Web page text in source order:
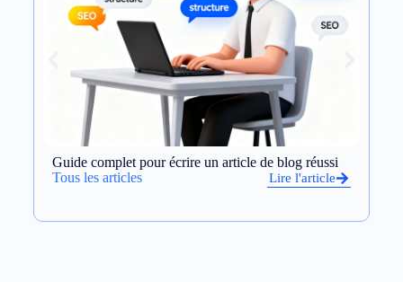
Guide complet pour écrire un article de blog réussi
Tous les articles
Lire l'article